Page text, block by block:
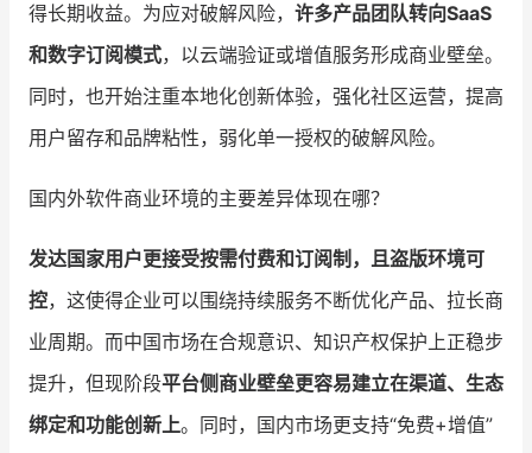
得长期收益。为应对破解风险， 许多产品团队转向SaaS
和数字订阅模式，以云端验证或增值服务形成商业壁垒。
同时，也开始注重本地化创新体验，强化社区运营，提高
用户留存和品牌粘性，弱化单一授权的破解风险。
国内外软件商业环境的主要差异体现在哪？
发达国家用户更接受按需付费和订阅制，且盗版环境可
控，这使得企业可以围绕持续服务不断优化产品、拉长商
业周期。而中国市场在合规意识、知识产权保护上正稳步
提升，但现阶段平台侧商业壁垒更容易建立在渠道、生态
绑定和功能创新上。同时，国内市场更支持“免费+增值”